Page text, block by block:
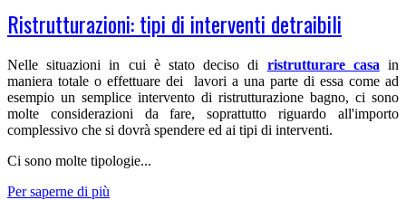
Ristrutturazioni: tipi di interventi detraibili
Nelle situazioni in cui è stato deciso di ristrutturare casa in
maniera totale o effettuare dei lavori a una parte di essa come ad
esempio un semplice intervento di ristrutturazione bagno, ci sono
molte considerazioni da fare, soprattutto riguardo all'importo
complessivo che si dovrà spendere ed ai tipi di interventi.
Ci sono molte tipologie...
Per saperne di più